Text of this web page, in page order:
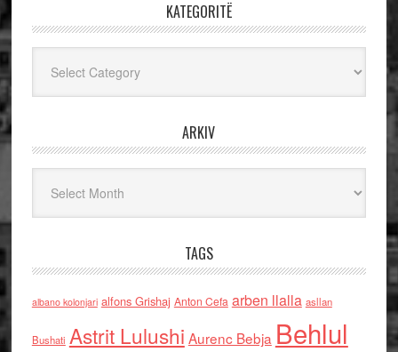
KATEGORITË
ARKIV
TAGS
albano kolonjari alfons Grishaj Anton Cefa arben llalla asllan
Bushati Astrit Lulushi Aurenc Bebja Behlul